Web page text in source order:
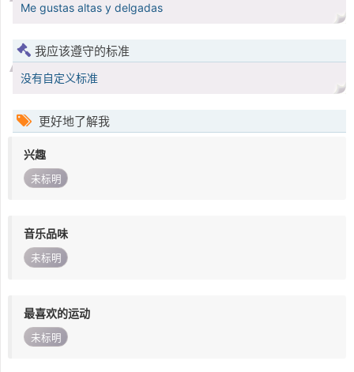
Me gustas altas y delgadas
我应该遵守的标准
没有自定义标准
更好地了解我
兴趣
未标明
音乐品味
未标明
最喜欢的运动
未标明